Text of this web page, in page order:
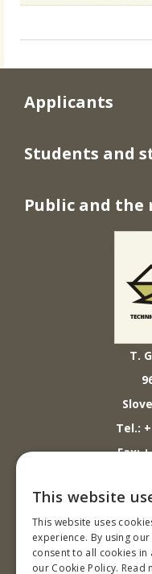
T.
Tel.:
Fax:
E-
GPS
Applicants
Students and
Public and the
This website
This website uses
experience. By using
consent to all cookies in
our Cookie Policy. Read